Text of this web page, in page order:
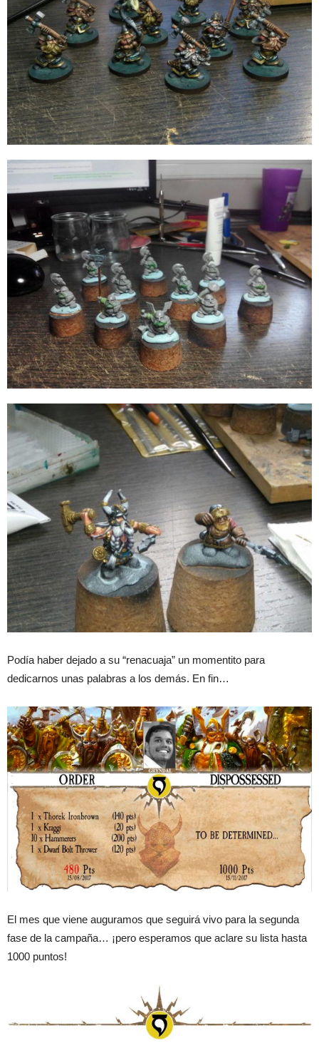
Podía haber dejado a su “renacuaja” un momentito para
dedicarnos unas palabras a los demás. En fin…
El mes que viene auguramos que seguirá vivo para la segunda
fase de la campaña… ¡pero esperamos que aclare su lista hasta
1000 puntos!